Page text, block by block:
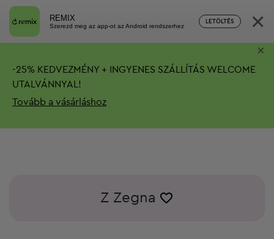
REMIX
Szerezd meg az app-ot az Android rendszerhez
LETÖLTÉS ×
-25% KEDVEZMÉNY + INGYENES SZÁLLÍTÁS WELCOME
UTALVÁNNYAL!
Tovább a vásárláshoz
×
Z Zegna